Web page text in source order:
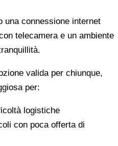
una connessione internet
telecamera e un ambiente
valida per chiunque,
per:
logistiche
con poca offerta di